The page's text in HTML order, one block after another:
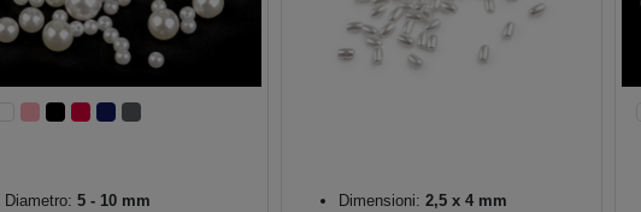
Diametro: 5 - 10 mm
Dimensioni: 2,5 x 4 mm